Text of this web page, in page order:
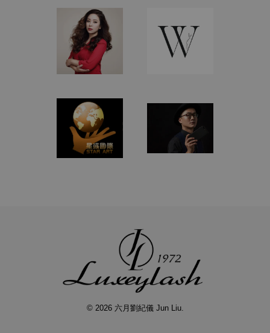
© 2026 六月劉紀儀 Jun Liu.